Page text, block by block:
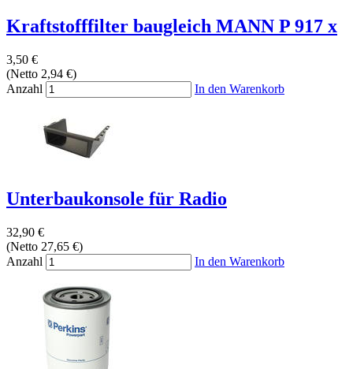
Kraftstofffilter baugleich MANN P 917 x
3,50 €
(Netto 2,94 €)
Anzahl
In den Warenkorb
Unterbaukonsole für Radio
32,90 €
(Netto 27,65 €)
Anzahl
In den Warenkorb